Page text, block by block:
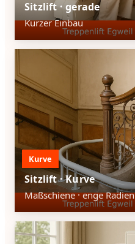
Sitzlift · gerade
Kurzer Einbau
Kurve
Sitzlift · Kurve
Maßschiene · enge Radien